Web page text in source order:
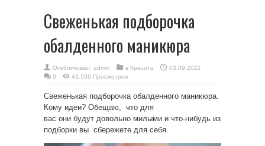
Свеженькая подборочка
обалденного маникюра
Опубликовал: admin в Красота
03.09.2021
0
43,599 Просмотров
Свеженькая подборочка обалденного маникюра.
Кому идеи? Обещаю, что для
вас они будут довольно милыми и что-нибудь из
подборки вы сбережете для себя.